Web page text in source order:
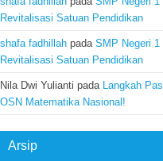
Revitalisasi Satuan Pendidikan
shafa fadhillah pada SMP Negeri 1
Revitalisasi Satuan Pendidikan
Nila Dwi Yulianti pada
Langkah
OSN Matematika Nasional!
Arsip